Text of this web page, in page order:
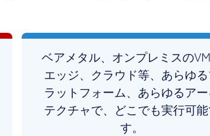
ベアメタル、オンプレミスのVM
エッジ、クラウド等、あらゆる
ラットフォーム、あらゆるアー
テクチャで、どこでも実行可
す。